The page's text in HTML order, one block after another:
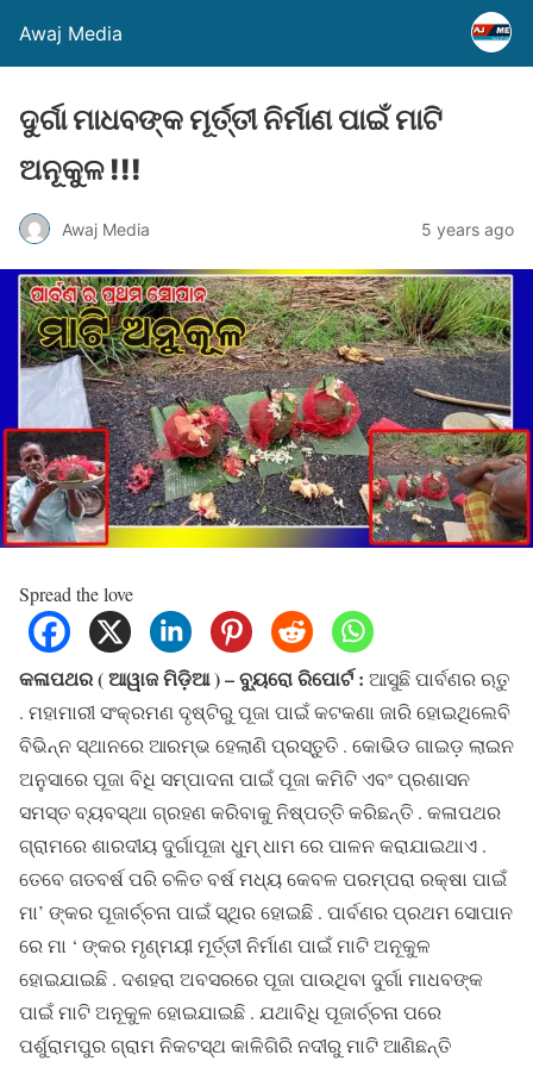
Awaj Media
ଦୁର୍ଗା ମାଧବଙ୍କ ମୂର୍ତ୍ତୀ ନିର୍ମାଣ ପାଇଁ ମାଟି
ଅନୂକୁଳ !!!
Awaj Media 5 years ago
Spread the love
କଳାପଥର ( ଆୱାଜ ମିଡ଼ିଆ ) – ବ୍ୟୁରୋ ରିପୋର୍ଟ : ଆସୁଛି ପାର୍ବଣର ଋତୁ
. ମହାମାରୀ ସଂକ୍ରମଣ ଦୃଷ୍ଟିରୁ ପୂଜା ପାଇଁ କଟକଣା ଜାରି ହୋଇଥିଲେବି
ବିଭିନ୍ନ ସ୍ଥାନରେ ଆରମ୍ଭ ହେଲାଣି ପ୍ରସ୍ତୁତି . କୋଭିଡ ଗାଇଡ଼ ଲାଇନ
ଅନୁସାରେ ପୂଜା ବିଧି ସମ୍ପାଦନା ପାଇଁ ପୂଜା କମିଟି ଏବଂ ପ୍ରଶାସନ
ସମସ୍ତ ବ୍ୟବସ୍ଥା ଗ୍ରହଣ କରିବାକୁ ନିଷ୍ପତ୍ତି କରିଛନ୍ତି . କଳାପଥର
ଗ୍ରାମରେ ଶାରଦୀୟ ଦୁର୍ଗାପୂଜା ଧୁମ୍ ଧାମ ରେ ପାଳନ କରାଯାଇଥାଏ .
ତେବେ ଗତବର୍ଷ ପରି ଚଳିତ ବର୍ଷ ମଧ୍ୟ କେବଳ ପରମ୍ପରା ରକ୍ଷା ପାଇଁ
ମା’ ଙ୍କର ପୂଜାର୍ଚ୍ଚନା ପାଇଁ ସ୍ଥିର ହୋଇଛି . ପାର୍ବଣର ପ୍ରଥମ ସୋପାନ
ରେ ମା ‘ ଙ୍କର ମୃଣ୍ମୟୀ ମୂର୍ତ୍ତୀ ନିର୍ମାଣ ପାଇଁ ମାଟି ଅନୂକୁଳ
ହୋଇଯାଇଛି . ଦଶହରା ଅବସରରେ ପୂଜା ପାଉଥିବା ଦୁର୍ଗା ମାଧବଙ୍କ
ପାଇଁ ମାଟି ଅନୂକୁଳ ହୋଇଯାଇଛି . ଯଥାବିଧି ପୂଜାର୍ଚ୍ଚନା ପରେ
ପର୍ଶୁରାମପୁର ଗ୍ରାମ ନିକଟସ୍ଥ କାଳିଗିରି ନଦୀରୁ ମାଟି ଆଣିଛନ୍ତି